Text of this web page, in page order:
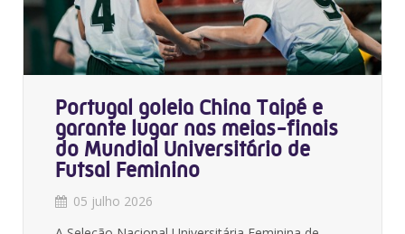
Portugal goleia China Taipé e
garante lugar nas meias-finais
do Mundial Universitário de
Futsal Feminino
05 julho 2026